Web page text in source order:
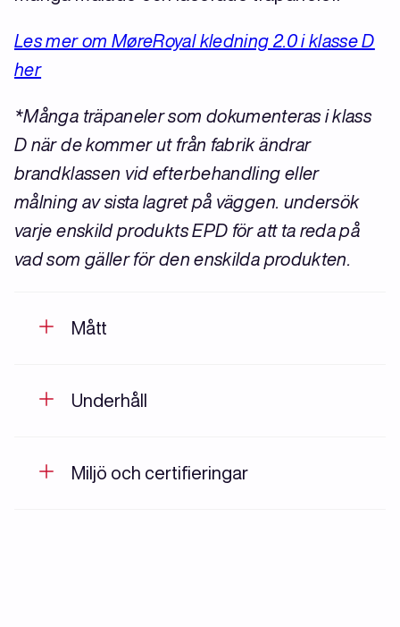
Les mer om MøreRoyal kledning 2.0 i klasse D
her
*Många träpaneler som dokumenteras i klass
D när de kommer ut från fabrik ändrar
brandklassen vid efterbehandling eller
målning av sista lagret på väggen. undersök
varje enskild produkts EPD för att ta reda på
vad som gäller för den enskilda produkten.
Mått
Underhåll
Miljö och certifieringar